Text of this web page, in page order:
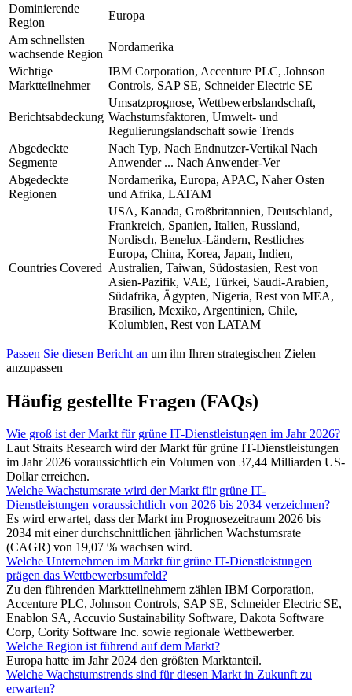
Dominierende
Region
Europa
Am schnellsten
wachsende Region
Nordamerika
Wichtige
Marktteilnehmer
IBM Corporation, Accenture PLC, Johnson
Controls, SAP SE, Schneider Electric SE
Berichtsabdeckung
Umsatzprognose, Wettbewerbslandschaft,
Wachstumsfaktoren, Umwelt- und
Regulierungslandschaft sowie Trends
Abgedeckte
Segmente
Nach Typ, Nach Endnutzer-Vertikal Nach
Anwender ... Nach Anwender-Ver
Abgedeckte
Regionen
Nordamerika, Europa, APAC, Naher Osten
und Afrika, LATAM
Countries Covered
USA, Kanada, Großbritannien, Deutschland,
Frankreich, Spanien, Italien, Russland,
Nordisch, Benelux-Ländern, Restliches
Europa, China, Korea, Japan, Indien,
Australien, Taiwan, Südostasien, Rest von
Asien-Pazifik, VAE, Türkei, Saudi-Arabien,
Südafrika, Ägypten, Nigeria, Rest von MEA,
Brasilien, Mexiko, Argentinien, Chile,
Kolumbien, Rest von LATAM
Passen Sie diesen Bericht an um ihn Ihren strategischen Zielen
anzupassen
Häufig gestellte Fragen (FAQs)
Wie groß ist der Markt für grüne IT-Dienstleistungen im Jahr 2026?
Laut Straits Research wird der Markt für grüne IT-Dienstleistungen
im Jahr 2026 voraussichtlich ein Volumen von 37,44 Milliarden US-
Dollar erreichen.
Welche Wachstumsrate wird der Markt für grüne IT-
Dienstleistungen voraussichtlich von 2026 bis 2034 verzeichnen?
Es wird erwartet, dass der Markt im Prognosezeitraum 2026 bis
2034 mit einer durchschnittlichen jährlichen Wachstumsrate
(CAGR) von 19,07 % wachsen wird.
Welche Unternehmen im Markt für grüne IT-Dienstleistungen
prägen das Wettbewerbsumfeld?
Zu den führenden Marktteilnehmern zählen IBM Corporation,
Accenture PLC, Johnson Controls, SAP SE, Schneider Electric SE,
Enablon SA, Accuvio Sustainability Software, Dakota Software
Corp, Cority Software Inc. sowie regionale Wettbewerber.
Welche Region ist führend auf dem Markt?
Europa hatte im Jahr 2024 den größten Marktanteil.
Welche Wachstumstrends sind für diesen Markt in Zukunft zu
erwarten?